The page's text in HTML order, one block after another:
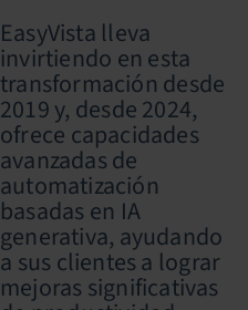
EasyVista lleva
invirtiendo en esta
transformación desde
2019 y, desde 2024,
ofrece capacidades
avanzadas de
automatización
basadas en IA
generativa, ayudando
a sus clientes a lograr
mejoras significativas